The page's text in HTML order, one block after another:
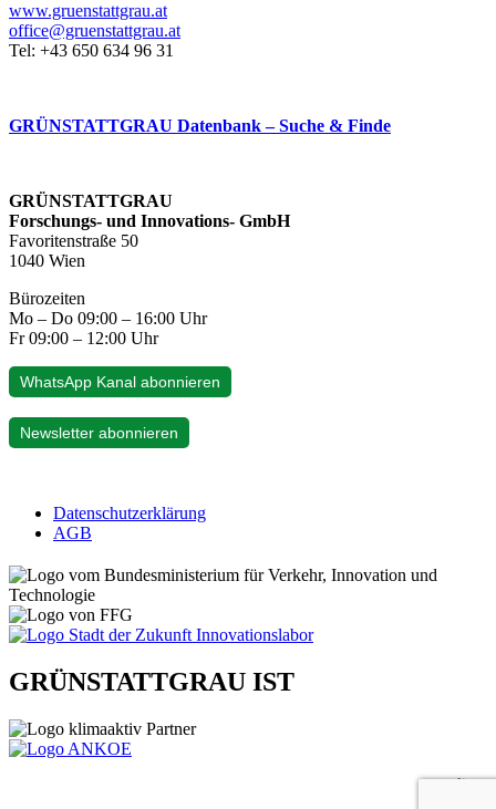
www.gruenstattgrau.at
office@gruenstattgrau.at
Tel: +43 650 634 96 31
GRÜNSTATTGRAU Datenbank – Suche & Finde
GRÜNSTATTGRAU
Forschungs- und Innovations- GmbH
Favoritenstraße 50
1040 Wien
Bürozeiten
Mo – Do 09:00 – 16:00 Uhr
Fr 09:00 – 12:00 Uhr
WhatsApp Kanal abonnieren
Newsletter abonnieren
Datenschutzerklärung
AGB
GRÜNSTATTGRAU IST
gelistet